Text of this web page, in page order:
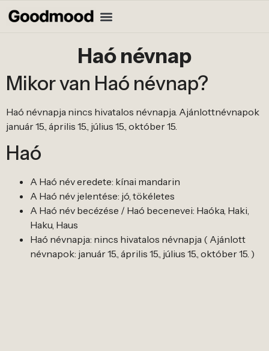
Haó névnap
Mikor van Haó névnap?
Haó névnapja nincs hivatalos névnapja. Ajánlottnévnapok
január 15., április 15., július 15., október 15.
Haó
A Haó név eredete: kínai mandarin
A Haó név jelentése: jó, tökéletes
A Haó név becézése / Haó becenevei: Haóka, Haki,
Haku, Haus
Haó névnapja: nincs hivatalos névnapja ( Ajánlott
névnapok: január 15., április 15., július 15., október 15. )